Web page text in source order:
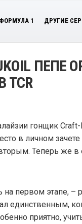
ФОРМУЛА 1 ДРУГИЕ
гонщик Craft-
в личном зачете
Теперь же в
на первом этапе, –
единственным,
приятно,